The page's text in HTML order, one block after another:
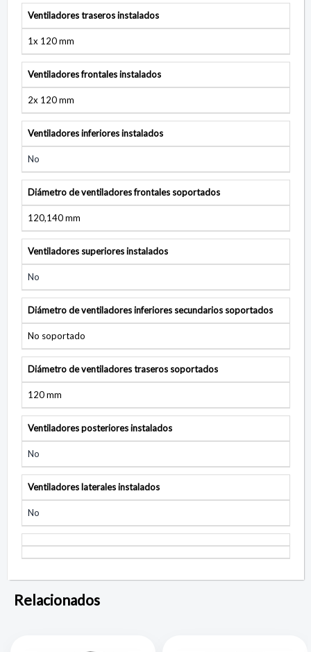
Ventiladores traseros instalados
1x 120 mm
Ventiladores frontales instalados
2x 120 mm
Ventiladores inferiores instalados
No
Diámetro de ventiladores frontales soportados
120,140 mm
Ventiladores superiores instalados
No
Diámetro de ventiladores inferiores secundarios soportados
No soportado
Diámetro de ventiladores traseros soportados
120 mm
Ventiladores posteriores instalados
No
Ventiladores laterales instalados
No
Relacionados